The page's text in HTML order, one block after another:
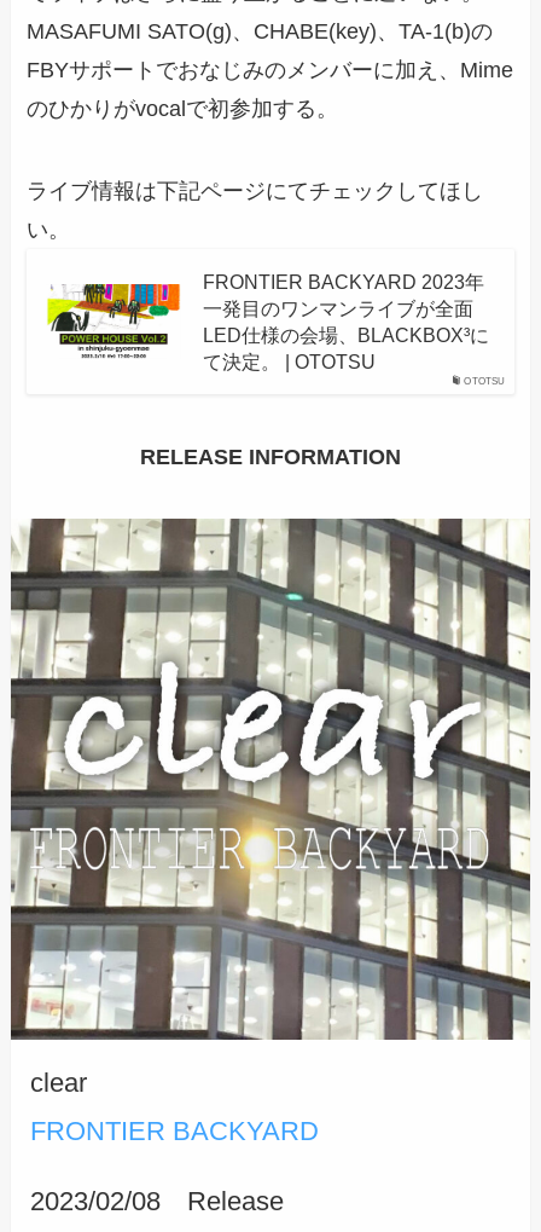
MASAFUMI SATO(g)、CHABE(key)、TA-1(b)の
FBYサポートでおなじみのメンバーに加え、Mime
のひかりがvocalで初参加する。
ライブ情報は下記ページにてチェックしてほし
い。
OTOTSU
FRONTIER BACKYARD 2023年
一発目のワンマンライブが全面
LED仕様の会場、BLACKBOX³に
て決定。 | OTOTSU
RELEASE INFORMATION
clear
FRONTIER BACKYARD
2023/02/08 Release